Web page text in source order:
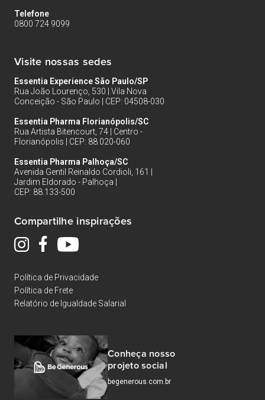
Telefone
0800 724 9099
Visite nossas sedes
Essentia Experience São Paulo/SP
Rua João Lourenço, 530 | Vila Nova
Conceição - São Paulo | CEP: 04508-030
Essentia Pharma Florianópolis/SC
Rua Artista Bitencourt, 74 | Centro -
Florianópolis | CEP: 88.020-060
Essentia Pharma Palhoça/SC
Avenida Gentil Reinaldo Cordioli, 161 |
Jardim Eldorado - Palhoça |
CEP: 88.133-500
Compartilhe inspirações
Política de Privacidade
Política de Frete
Relatório de Igualdade Salarial
Conheça nosso
projeto social
begenerous.com.br